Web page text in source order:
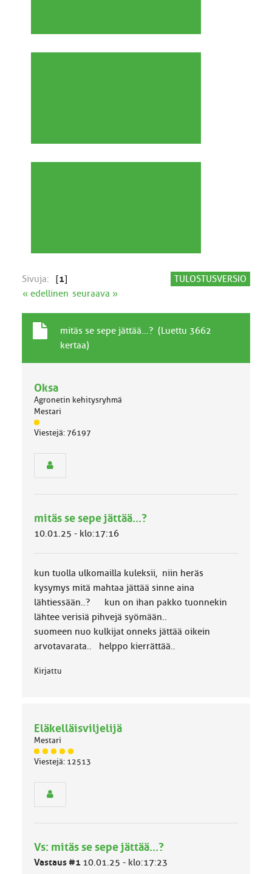
TULOSTUSVERSIO
Sivuja: [1]
« edellinen seuraava »
a
a
i
n
e
n
A
i
mitäs se sepe jättää...? (Luettu 3662
kertaa)
Oksa
Agronetin kehitysryhmä
Mestari
J
ä
m
ä
k
k
a
Viestejä: 76197
mitäs se sepe jättää...?
10.01.25 - klo:17:16
kun tuolla ulkomailla kuleksii, niin heräs
kysymys mitä mahtaa jättää sinne aina
lähtiessään..? kun on ihan pakko tuonnekin
lähtee verisiä pihvejä syömään..
suomeen nuo kulkijat onneks jättää oikein
arvotavarata.. helppo kierrättää..
Kirjattu
Eläkelläisviljelijä
Mestari
J
ä
m
ä
Viestejä: 12513
Vs: mitäs se sepe jättää...?
Vastaus #1 10.01.25 - klo:17:23